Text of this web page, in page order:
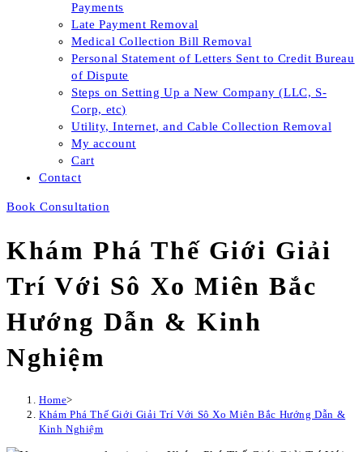
Payments
Late Payment Removal
Medical Collection Bill Removal
Personal Statement of Letters Sent to Credit Bureau
of Dispute
Steps on Setting Up a New Company (LLC, S-
Corp, etc)
Utility, Internet, and Cable Collection Removal
My account
Cart
Contact
Book Consultation
Khám Phá Thế Giới Giải
Trí Với Sô Xo Miên Bắc
Hướng Dẫn & Kinh
Nghiệm
Home>
Khám Phá Thế Giới Giải Trí Với Sô Xo Miên Bắc Hướng Dẫn &
Kinh Nghiệm